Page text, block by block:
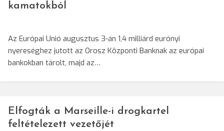
kamatokból
Az Európai Unió augusztus 3-án 1,4 milliárd eurónyi
nyereséghez jutott az Orosz Központi Banknak az európai
bankokban tárolt, majd az…
Elfogták a Marseille-i drogkartel
feltételezett vezetőjét